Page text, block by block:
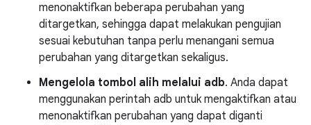
menonaktifkan beberapa perubahan yang
ditargetkan, sehingga dapat melakukan pengujian
sesuai kebutuhan tanpa perlu menangani semua
perubahan yang ditargetkan sekaligus.
Mengelola tombol alih melalui adb. Anda dapat
menggunakan perintah adb untuk mengaktifkan atau
menonaktifkan perubahan yang dapat diganti